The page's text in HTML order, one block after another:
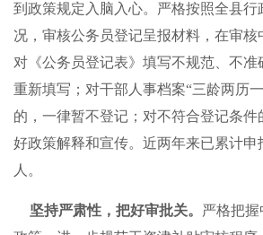
到政策规定入脑入心。严格按照全县行
况，审核公务员登记呈报材料，在审核
对《公务员登记表》填写不规范、不准
重新填写；对干部人事档案“三龄两历
的，一律暂不登记；对不符合登记条件
好政策解释和宣传。近两年来已累计申
人。
坚持严肃性，把好审批关。 严格把